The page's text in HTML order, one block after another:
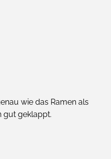
wie das Ramen als
gut geklappt.